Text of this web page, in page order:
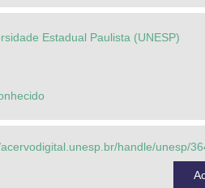
Estadual Paulista (UNESP)
handle/unesp/